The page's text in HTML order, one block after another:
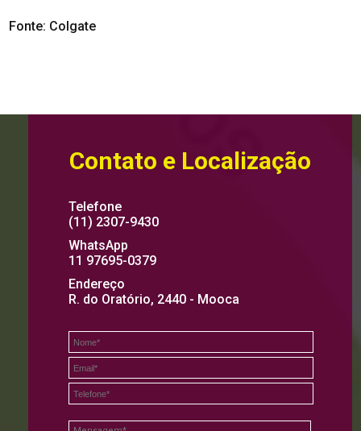
Fonte: Colgate
Contato e Localização
Telefone
(11) 2307-9430
WhatsApp
11 97695-0379
Endereço
R. do Oratório, 2440 - Mooca